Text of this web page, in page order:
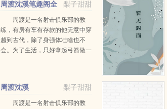
梨子甜甜
周渡沈溪笔趣阁全
文免费阅读
周渡是一名射击俱乐部的教
练，有房有车有存款的他无意中穿
越到古代，除了身强体壮啥也不
会。为了生活，只好拿起弓箭做一
渡看着山下的寥寥炊烟，以及那...
梨子甜甜
周渡沈溪
周渡是一名射击俱乐部的教